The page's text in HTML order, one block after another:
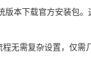
本下载官方安装包
无需复杂设置，仅需